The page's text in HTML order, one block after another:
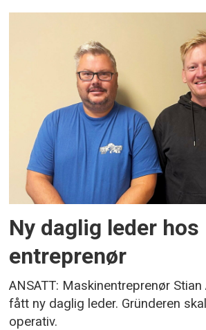
Ny daglig leder hos
entreprenør
ANSATT: Maskinentreprenør Stian
fått ny daglig leder. Gründeren
operativ.